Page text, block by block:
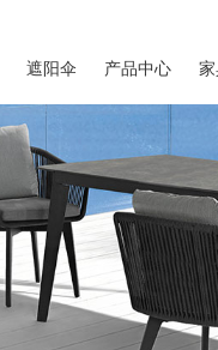
遮阳伞 产品中心